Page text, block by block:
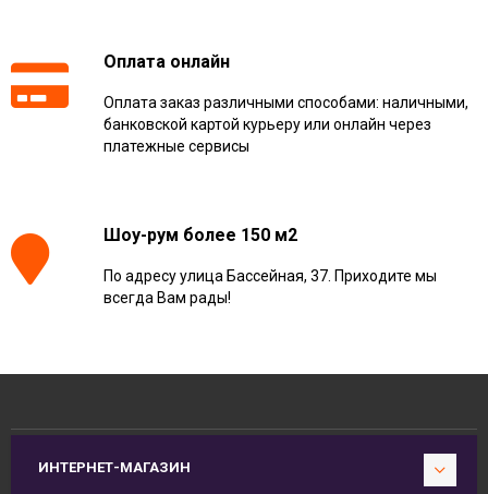
Оплата онлайн
Оплата заказ различными способами: наличными,
банковской картой курьеру или онлайн через
платежные сервисы
Шоу-рум более 150 м2
По адресу улица Бассейная, 37. Приходите мы
всегда Вам рады!
ИНТЕРНЕТ-МАГАЗИН